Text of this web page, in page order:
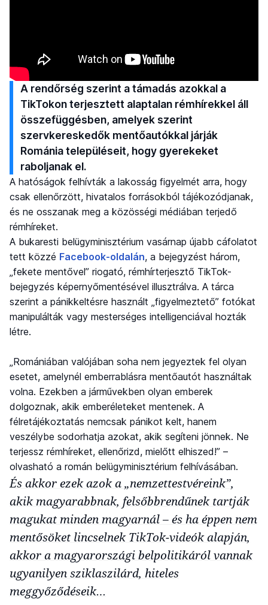
A rendőrség szerint a támadás azokkal a
TikTokon terjesztett alaptalan rémhírekkel áll
összefüggésben, amelyek szerint
szervkereskedők mentőautókkal járják
Románia településeit, hogy gyerekeket
raboljanak el.
A hatóságok felhívták a lakosság figyelmét arra, hogy
csak ellenőrzött, hivatalos forrásokból tájékozódjanak,
és ne osszanak meg a közösségi médiában terjedő
rémhíreket.
A bukaresti belügyminisztérium vasárnap újabb cáfolatot
tett közzé Facebook-oldalán, a bejegyzést három,
„fekete mentővel” riogató, rémhírterjesztő TikTok-
bejegyzés képernyőmentésével illusztrálva. A tárca
szerint a pánikkeltésre használt „figyelmeztető” fotókat
manipulálták vagy mesterséges intelligenciával hozták
létre.
„Romániában valójában soha nem jegyeztek fel olyan
esetet, amelynél emberrablásra mentőautót használtak
volna. Ezekben a járművekben olyan emberek
dolgoznak, akik emberéleteket mentenek. A
félretájékoztatás nemcsak pánikot kelt, hanem
veszélybe sodorhatja azokat, akik segíteni jönnek. Ne
terjessz rémhíreket, ellenőrizd, mielőtt elhiszed!” –
olvasható a román belügyminisztérium felhívásában.
És akkor ezek azok a „nemzettestvéreink”,
akik magyarabbnak, felsőbbrendűnek tartják
magukat minden magyarnál – és ha éppen nem
mentősöket lincselnek TikTok-videók alapján,
akkor a magyarországi belpolitikáról vannak
ugyanilyen sziklaszilárd, hiteles
meggyőződéseik…